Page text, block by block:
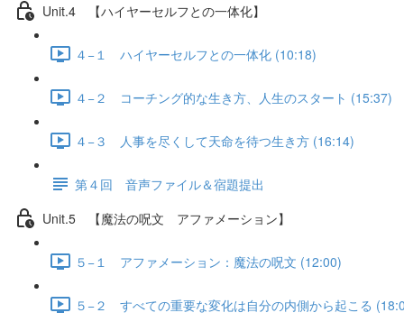
Unit.4 【ハイヤーセルフとの一体化】
４−１ ハイヤーセルフとの一体化 (10:18)
４−２ コーチング的な生き方、人生のスタート (15:37)
４−３ 人事を尽くして天命を待つ生き方 (16:14)
第４回 音声ファイル＆宿題提出
Unit.5 【魔法の呪文 アファメーション】
５−１ アファメーション：魔法の呪文 (12:00)
５−２ すべての重要な変化は自分の内側から起こる